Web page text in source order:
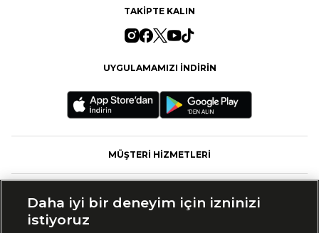
TAKİPTE KALIN
UYGULAMAMIZI İNDİRİN
MÜŞTERİ HİZMETLERİ
Daha iyi bir deneyim için izninizi
istiyoruz